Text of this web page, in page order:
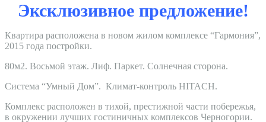
Эксклюзивное предложение!
Квартира расположена в новом жилом комплексе “Гармония”,
2015 года постройки.
80м2. Восьмой этаж. Лиф. Паркет. Солнечная сторона.
Система “Умный Дом”. Климат-контроль HITACH.
Комплекс расположен в тихой, престижной части побережья,
в окружении лучших гостиничных комплексов Черногории.